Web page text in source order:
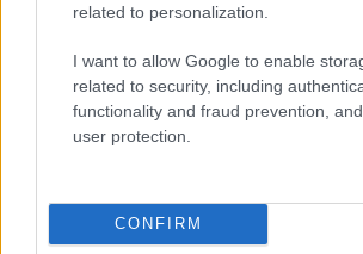
related to personalization.
I want to allow Google to enable
related to security, including
functionality and fraud prevention,
user protection.
CONFIRM
Συμπερασματικά, οι ερευνητές
ότι η έλλειψη βιταμίνης D
σχετίζεται με αυξημένο
λοίμωξης. Τυχαιοποιημένες
μελέτες είναι απαραίτητες για
το πιθανό όφελος από
σε συγκεκριμένες